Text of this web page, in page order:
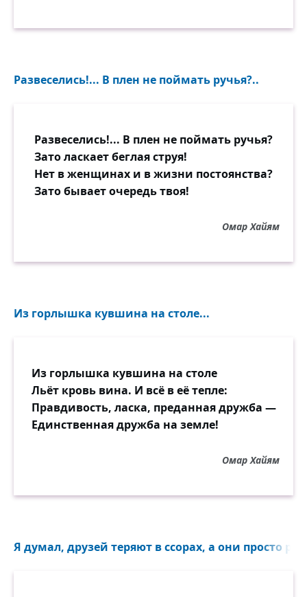
Развеселись!... В плен не поймать ручья?..
Развеселись!... В плен не поймать ручья?
Зато ласкает беглая струя!
Нет в женщинах и в жизни постоянства?
Зато бывает очередь твоя!
Омар Хайям
Из горлышка кувшина на столе...
Из горлышка кувшина на столе
Льёт кровь вина. И всё в её тепле:
Правдивость, ласка, преданная дружба —
Единственная дружба на земле!
Омар Хайям
Я думал, друзей теряют в ссорах, а они просто